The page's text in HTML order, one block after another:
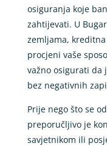
osiguranja koje
zahtijevati. U
zemljama,
procjeni vaše
važno osigurati da
bez negativnih
Prije nego što se
preporučljivo je
savjetnikom ili